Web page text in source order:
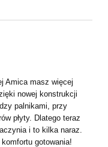
Amica masz więcej
nowej konstrukcji
palnikami, przy
płyty. Dlatego teraz
i to kilka naraz.
gotowania!